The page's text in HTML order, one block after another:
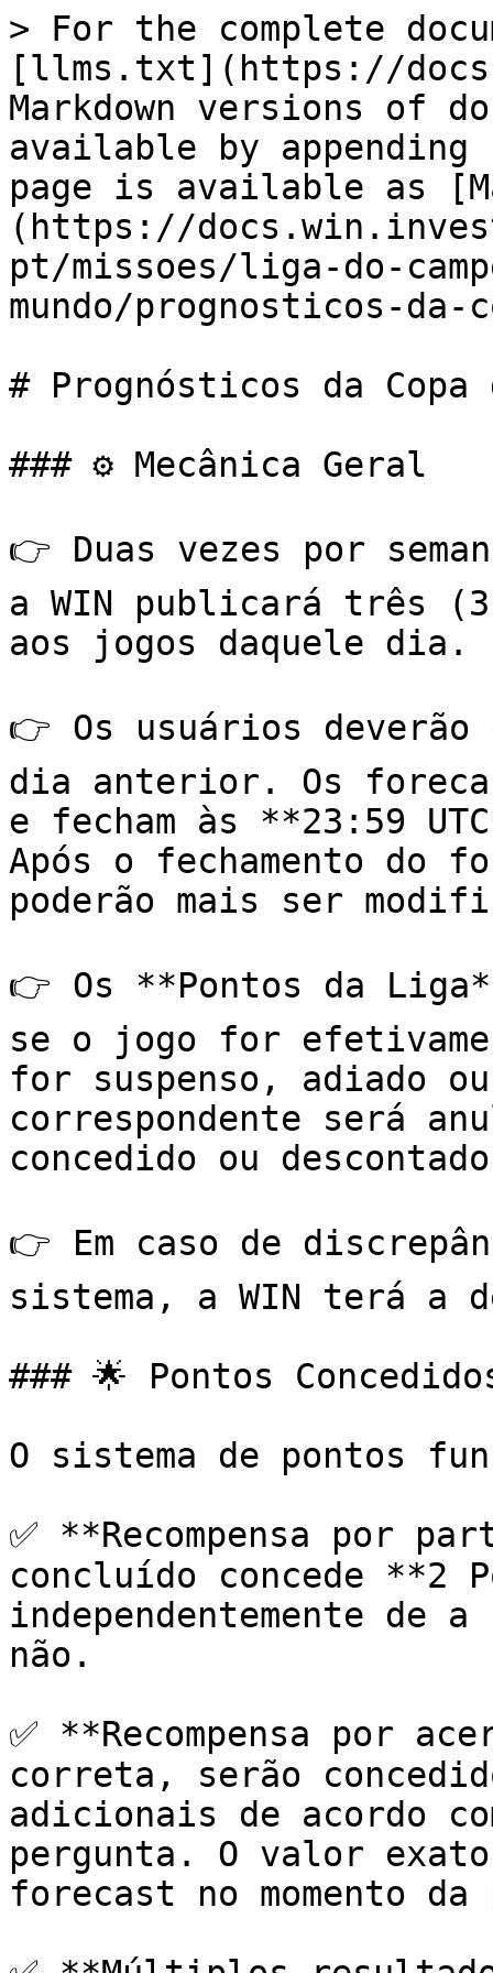
> For the complete
[llms.txt](https://
Markdown versions of
available by
page is available as
(https://
pt/missoes/liga-do-
mundo/prognosticos-da-
# Prognósticos da Copa
### ⚙️ Mecânica Geral
👉 Duas vezes por
a WIN publicará três
aos jogos daquele dia.
👉 Os usuários
dia anterior. Os
e fecham às **23:59
Após o fechamento do
poderão mais ser
👉 Os **Pontos da
se o jogo for
for suspenso, adiado
correspondente será
concedido ou
👉 Em caso de
sistema, a WIN terá a
### 🌟 Pontos
O sistema de pontos
✅ **Recompensa por
concluído concede **2
independentemente de
não.
✅ **Recompensa por
correta, serão
adicionais de acordo
pergunta. O valor
forecast no momento